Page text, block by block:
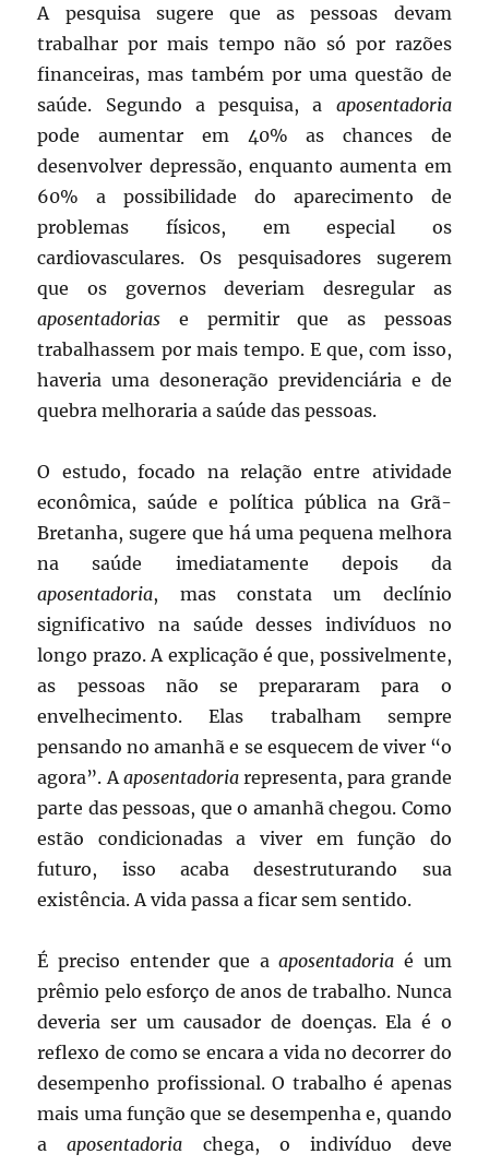
A pesquisa sugere que as pessoas devam
trabalhar por mais tempo não só por razões
financeiras, mas também por uma questão de
saúde. Segundo a pesquisa, a aposentadoria
pode aumentar em 40% as chances de
desenvolver depressão, enquanto aumenta em
60% a possibilidade do aparecimento de
problemas físicos, em especial os
cardiovasculares. Os pesquisadores sugerem
que os governos deveriam desregular as
aposentadoriase permitir que as pessoas
trabalhassem por mais tempo. E que, com isso,
haveria uma desoneração previdenciária e de
quebra melhoraria a saúde das pessoas.
O estudo, focado na relação entre atividade
econômica, saúde e política pública na Grã-
Bretanha, sugere que há uma pequena melhora
na saúde imediatamente depois da
aposentadoria, mas constata um declínio
significativo na saúde desses indivíduos no
longo prazo. A explicação é que, possivelmente,
as pessoas não se prepararam para o
envelhecimento. Elas trabalham sempre
pensando no amanhã e se esquecem de viver “o
agora”. A aposentadoriarepresenta, para grande
parte das pessoas, que o amanhã chegou. Como
estão condicionadas a viver em função do
futuro, isso acaba desestruturando sua
existência. A vida passa a ficar sem sentido.
É preciso entender que aaposentadoria é um
prêmio pelo esforço de anos de trabalho. Nunca
deveria ser um causador de doenças. Ela é o
reflexo de como se encara a vida no decorrer do
desempenho profissional. O trabalho é apenas
mais uma função que se desempenha e, quando
aaposentadoria chega, o indivíduo deve